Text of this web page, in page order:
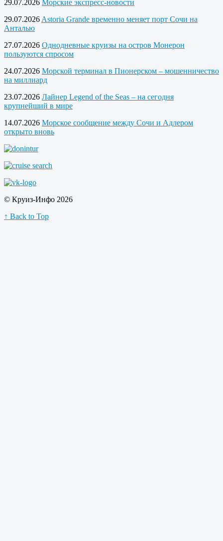
29.07.2026 Морские экспресс-новости
29.07.2026 Astoria Grande временно меняет порт Сочи на
Анталью
27.07.2026 Однодневные круизы на остров Монерон
пользуются спросом
24.07.2026 Морской терминал в Пионерском – мошенничество
на миллиард
23.07.2026 Лайнер Legend of the Seas – на сегодня
крупнейший в мире
14.07.2026 Морское сообщение между Сочи и Адлером
открыто вновь
© Круиз-Инфо 2026
↑ Back to Top